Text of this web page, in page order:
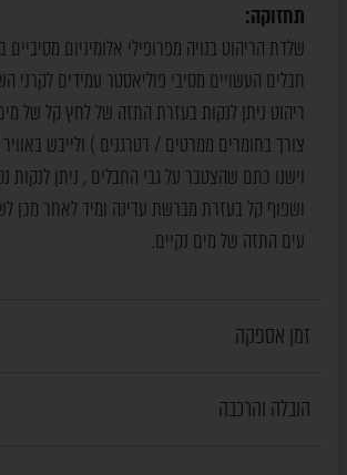
תחזוקה:
שלדת הריהוט בנויה מפרופילי אלומיניום מסיביים
ריהוט ניתן לנקות בעזרת התזה של לחץ קל של
צורך בחומרים ממרטים / דטרגנים ) ולייבש
וישנו כתם שהצטבר על גבי החבלים , ניתן לנקות
ושפוף קל בעזרת מברשת עדינה ומיד לאחר מכן
עים התזה של מים נקיים.
זמן אספקה
הובלה והרכבה